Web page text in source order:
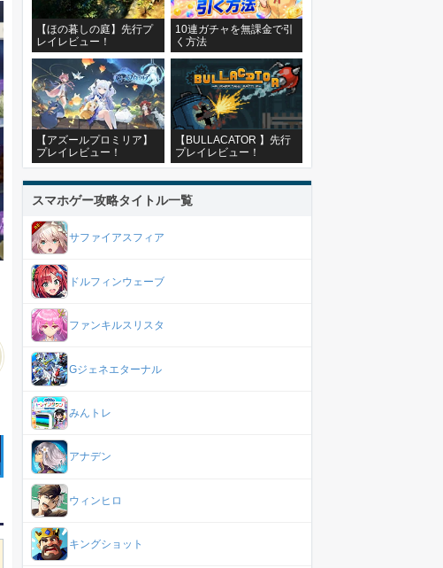
【ほの暮しの庭】先行プ
レイレビュー！
10連ガチャを無課金で引
く方法
【アズールプロミリア】
プレイレビュー！
【BULLACATOR 】先行
プレイレビュー！
スマホゲー攻略タイトル一覧
サファイアスフィア
ドルフィンウェーブ
ファンキルスリスタ
Gジェネエターナル
みんトレ
アナデン
ウィンヒロ
キングショット